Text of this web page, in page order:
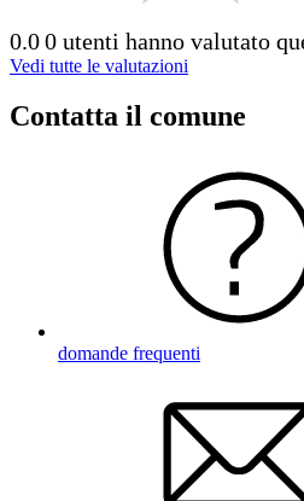
0.00 utenti hanno valutato
Vedi tutte le valutazioni
Contatta il comune
domande frequenti